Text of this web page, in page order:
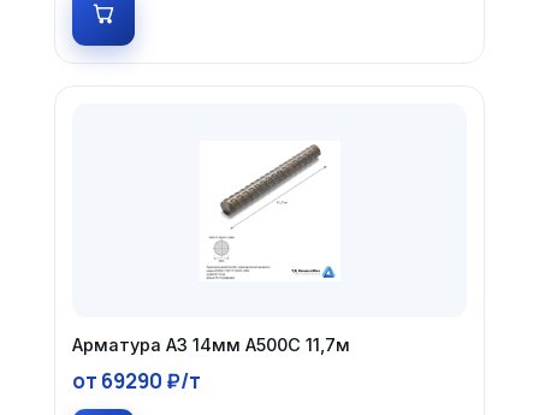
Арматура А3 14мм А500С 11,7м
от 69290 ₽/т